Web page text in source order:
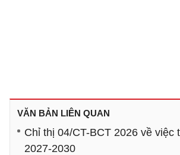
VĂN BẢN LIÊN QUAN
Chỉ thị 04/CT-BCT 2026 về
2027-2030